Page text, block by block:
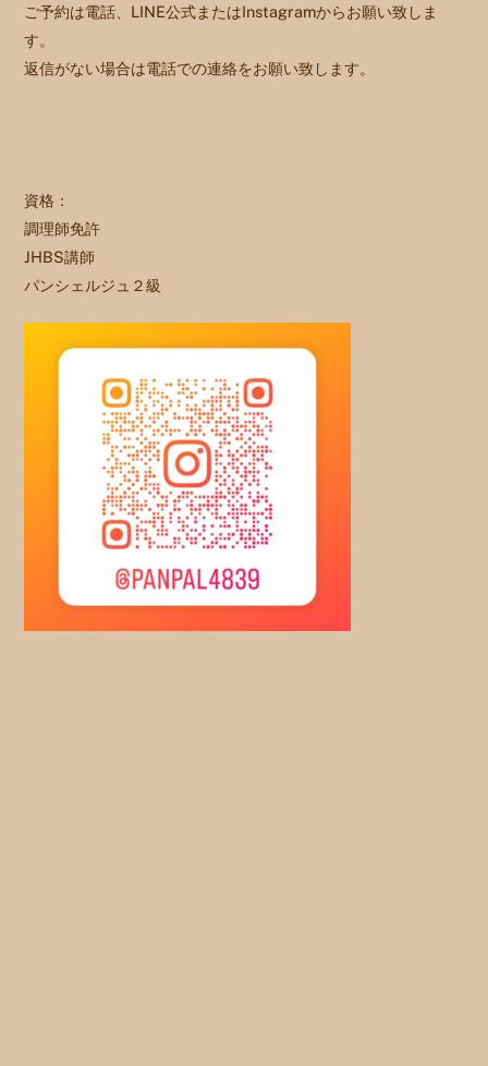
ご予約は電話、LINE公式またはInstagramからお願い致しま
す。
返信がない場合は電話での連絡をお願い致します。
資格：
調理師免許
JHBS講師
パンシェルジュ２級